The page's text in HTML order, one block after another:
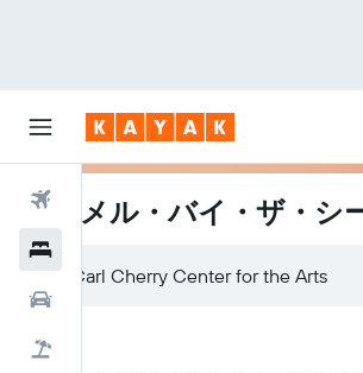
航空券
カーメル・バイ・ザ・
Carl Cherry Center for the Arts